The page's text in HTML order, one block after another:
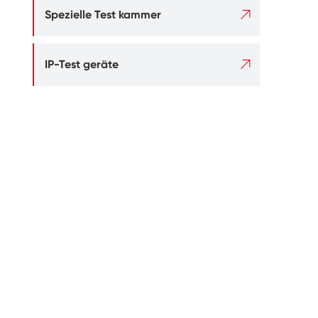
Spezielle Test kammer 
IP-Test geräte 